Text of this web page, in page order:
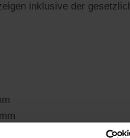
inklusive der